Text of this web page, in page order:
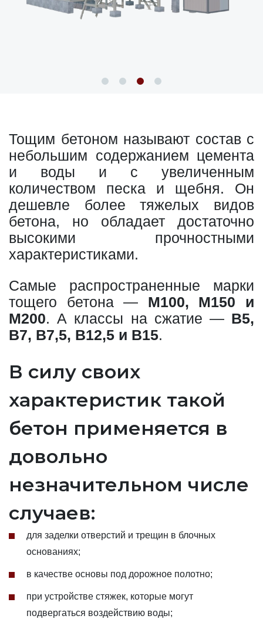
Тощим бетоном называют состав с
небольшим содержанием цемента
и воды и с увеличенным
количеством песка и щебня. Он
дешевле более тяжелых видов
бетона, но обладает достаточно
высокими прочностными
характеристиками.
Самые распространенные марки
тощего бетона — М100, М150 и
М200. А классы на сжатие — В5,
В7, В7,5, В12,5 и В15.
В силу своих
характеристик такой
бетон применяется в
довольно
незначительном числе
случаев:
для заделки отверстий и трещин в блочных
основаниях;
в качестве основы под дорожное полотно;
при устройстве стяжек, которые могут
подвергаться воздействию воды;